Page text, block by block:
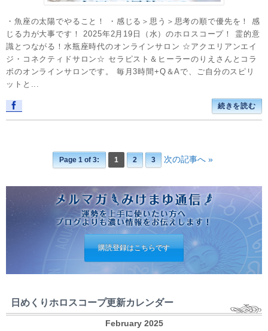
・魚座の太陽でやること！ ・感じる＞思う＞思考の順で優先を！ 感
じる力が大事です！ 2025年2月19日（水）のホロスコープ！ 霊的意
識とつながる！水瓶座時代のオンラインサロン ☆アクエリアンエイ
ジ・コネクティドサロン☆ セラピスト＆ヒーラーのりえさんとコラ
ボのオンラインサロンです。 毎月3時間+Q＆Aで、ご自分のスピリ
ットと...
続きを読む
Page 1 of 3: 1 2 3 次の記事へ »
購読登録はこちらです
日めくりホロスコープ更新カレンダー
February 2025